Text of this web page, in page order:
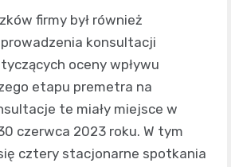
firmy był również
konsultacji
oceny wpływu
etapu premetra na
te miały miejsce w
czerwca 2023 roku. W tym
cztery stacjonarne spotkania